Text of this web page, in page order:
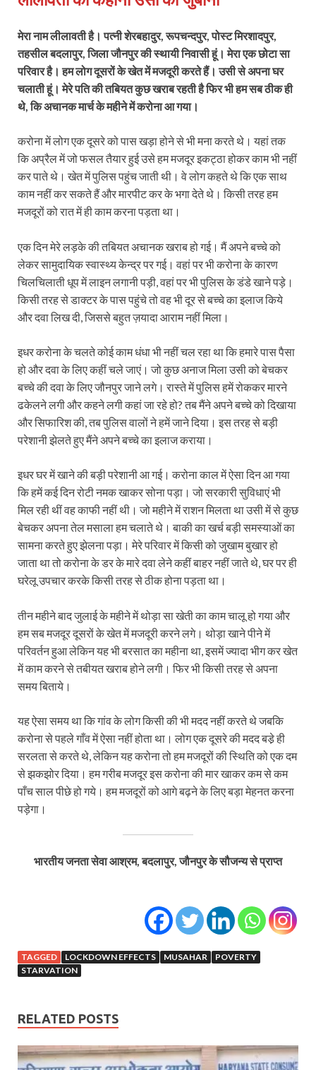
मेरा नाम लीलावती है। पत्नी शेरबहादुर, रूपचन्दपुर, पोस्‍ट मिरशादपुर,
तहसील बदलापुर, जिला जौनपुर की स्थायी निवासी हूं। मेरा एक छोटा सा
परिवार है। हम लोग दूसरों के खेत में मजदूरी करते हैं। उसी से अपना घर
चलाती हूं। मेरे पति की तबियत कुछ खराब रहती है फिर भी हम सब ठीक ही
थे, कि अचानक मार्च के महीने में करोना आ गया।
करोना में लोग एक दूसरे को पास खड़ा होने से भी मना करते थे। यहां तक
कि अप्रैल में जो फसल तैयार हुई उसे हम मजदूर इकट्ठा होकर काम भी नहीं
कर पाते थे। खेत में पुलिस पहुंच जाती थी। वे लोग कहते थे कि एक साथ
काम नहीं कर सकते हैं और मारपीट कर के भगा देते थे। किसी तरह हम
मजदूरों को रात में ही काम करना पड़ता था।
एक दिन मेरे लड़के की तबियत अचानक खराब हो गई। मैं अपने बच्चे को
लेकर सामुदायिक स्वास्थ्य केन्द्र पर गई। वहां पर भी करोना के कारण
चिलचिलाती धूप में लाइन लगानी पड़ी, वहां पर भी पुलिस के डंडे खाने पड़े।
किसी तरह से डाक्‍टर के पास पहुंचे तो वह भी दूर से बच्चे का इलाज किये
और दवा लिख दी, जिससे बहुत ज़यादा आराम नहीं मिला।
इधर करोना के चलते कोई काम धंधा भी नहीं चल रहा था कि हमारे पास पैसा
हो और दवा के लिए कहीं चले जाएं। जो कुछ अनाज मिला उसी को बेचकर
बच्चे की दवा के लिए जौनपुर जाने लगे। रास्‍ते में पुलिस हमें रोककर मारने
ढकेलने लगी और कहने लगी कहां जा रहे हो? तब मैंने अपने बच्चे को दिखाया
और सिफारिश की, तब पुलिस वालों ने हमें जाने दिया। इस तरह से बड़ी
परेशानी झेलते हुए मैंने अपने बच्चे का इलाज कराया।
इधर घर में खाने की बड़ी परेशानी आ गई। करोना काल में ऐसा दिन आ गया
कि हमें कई दिन रोटी नमक खाकर सोना पड़ा। जो सरकारी सुविधाएं भी
मिल रही थीं वह काफी नहीं थी। जो महीने में राशन मिलता था उसी में से कुछ
बेचकर अपना तेल मसाला हम चलाते थे। बाकी का खर्च बड़ी समस्‍याओं का
सामना करते हुए झेलना पड़ा। मेरे परिवार में किसी को जुखाम बुखार हो
जाता था तो करोना के डर के मारे दवा लेने कहीं बाहर नहीं जाते थे, घर पर ही
घरेलू उपचार करके किसी तरह से ठीक होना पड़ता था।
तीन महीने बाद जुलाई के महीने में थोड़ा सा खेती का काम चालू हो गया और
हम सब मजदूर दूसरों के खेत में मजदूरी करने लगे। थोड़ा खाने पीने में
परिवर्तन हुआ लेकिन यह भी बरसात का महीना था, इसमें ज्यादा भीग कर खेत
में काम करने से तबीयत खराब होने लगी। फिर भी किसी तरह से अपना
समय बिताये।
यह ऐसा समय था कि गांव के लोग किसी की भी मदद नहीं करते थे जबकि
करोना से पहले गाँव में ऐसा नहीं होता था। लोग एक दूसरे की मदद बडे़ ही
सरलता से करते थे, लेकिन यह करोना तो हम मजदूरों की स्थिति को एक दम
से झकझोर दिया। हम गरीब मजदूर इस करोना की मार खाकर कम से कम
पाँच साल पीछे हो गये। हम मजदूरों को आगे बढ़ने के लिए बड़ा मेहनत करना
पड़ेगा।
भारतीय जनता सेवा आश्रम, बदलापुर, जौनपुर के सौजन्य से प्राप्त
TAGGED LOCKDOWN EFFECTS MUSAHAR
POVERTY
STARVATION
RELATED POSTS